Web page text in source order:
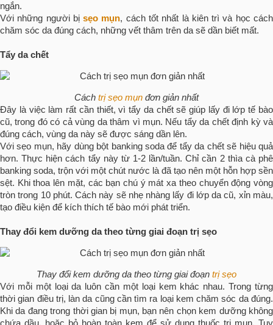
ngắn.
Với những người bịsẹo mụn, cách tốt nhất là kiên trì và học cách
chăm sóc da đúng cách, những vết thâm trên da sẽ dần biết mất.
Tẩy da chết
Cách trị sẹo mụn đơn giản nhất
Đây là việc làm rất cần thiết, vì tẩy da chết sẽ giúp lấy đi lớp tế bào
cũ, trong đó có cả vùng da thâm vì mụn. Nếu tẩy da chết định kỳ và
đúng cách, vùng da này sẽ được sáng dần lên.
Với sẹo mụn, hãy dùng bột banking soda để tẩy da chết sẽ hiệu quả
hơn. Thực hiện cách tẩy này từ 1-2 lần/tuần. Chỉ cần 2 thìa cà phê
banking soda, trộn với một chút nước là đã tạo nên một hỗn hợp sền
sệt. Khi thoa lên mặt, các bạn chú ý mát xa theo chuyển động vòng
tròn trong 10 phút. Cách này sẽ nhẹ nhàng lấy đi lớp da cũ, xỉn màu,
tạo điều kiện để kích thích tế bào mới phát triển.
Thay đổi kem dưỡng datheo từng giai đoạn trị sẹo
Thay đổi kem dưỡng da theo từng giai đoạn trị sẹo
Với mỗi một loại da luôn cần một loại kem khác nhau. Trong từng
thời gian điều trị, làn da cũng cần tìm ra loại kem chăm sóc da đúng.
Khi da đang trong thời gian bị mụn, bạn nên chọn kem dưỡng không
chứa dầu, hoặc bỏ hoàn toàn kem để sử dụng thuốc trị mụn. Tuy